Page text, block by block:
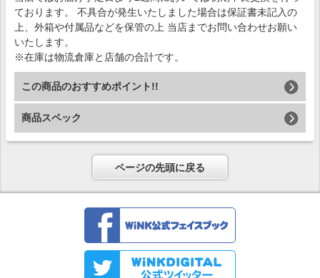
ております。 不具合が発生いたしました場合は保証書未記入の
上、外箱や付属品などを保管の上 当店までお問い合わせお願い
いたします。
※在庫は物流倉庫と店舗の合計です。
この商品のおすすめポイント!!
商品スペック
ページの先頭に戻る